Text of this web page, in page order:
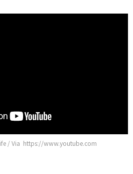
/ Via https://www.youtube.com